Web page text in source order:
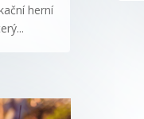
herní